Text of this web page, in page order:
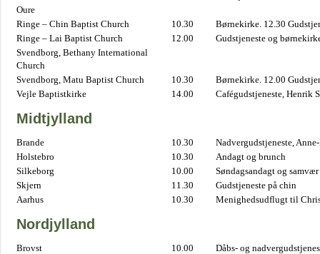
Oure
Ringe – Chin Baptist Church
10.30
Børnekirke. 12.30
Ringe – Lai Baptist Church
12.00
Gudstjeneste og
Svendborg, Bethany International
Church
Svendborg, Matu Baptist Church
10.30
Børnekirke. 12.00
Vejle Baptistkirke
14.00 Cafégudstjeneste, Henrik
Midtjylland
Brande 10.30
Nadvergudstjeneste,
Holstebro
10.30
Andagt og brunch
Silkeborg
10.00
Søndagsandagt og samvær
Skjern
11.30
Gudstjeneste på chin
Aarhus
10.30 Menighedsudflugt til
Nordjylland
Brovst 10.00
Dåbs- og